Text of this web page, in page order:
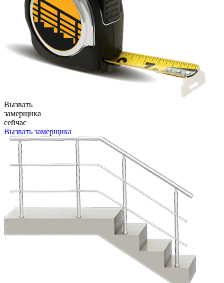
Вызвать
замерщика
сейчас
Вызвать замерщика